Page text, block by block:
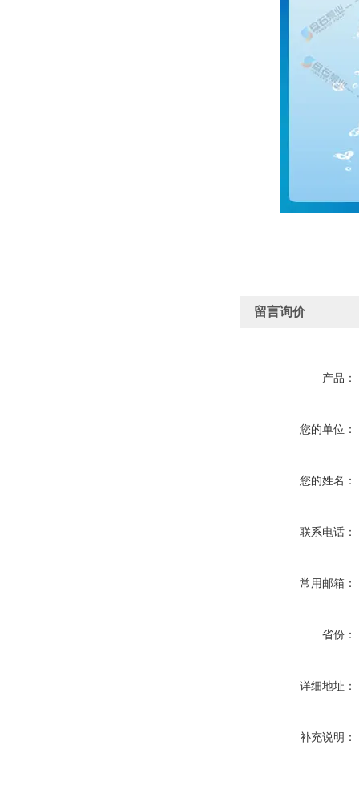
留言询价
产品：
您的单位：
您的姓名：
联系电话：
常用邮箱：
省份：
详细地址：
补充说明：